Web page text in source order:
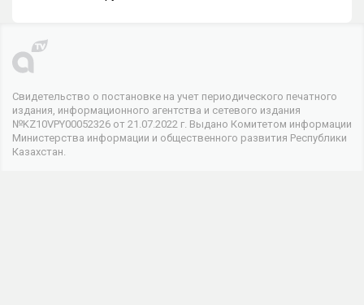
Свидетельство о постановке на учет периодического печатного
издания, информационного агентства и сетевого издания
№KZ10VPY00052326 от 21.07.2022 г. Выдано Комитетом информации
Министерства информации и общественного развития Республики
Казахстан.